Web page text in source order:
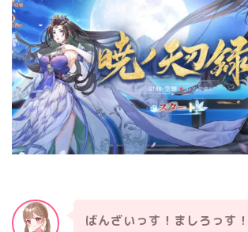
ばんざいっす！ましろっす！